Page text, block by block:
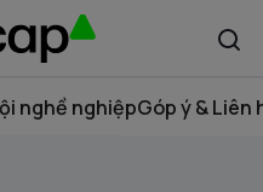
nghề nghiệpGóp ý & Liên